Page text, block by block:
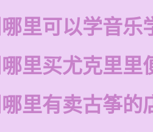
里可以学音乐
里买尤克里里
里有卖古筝的